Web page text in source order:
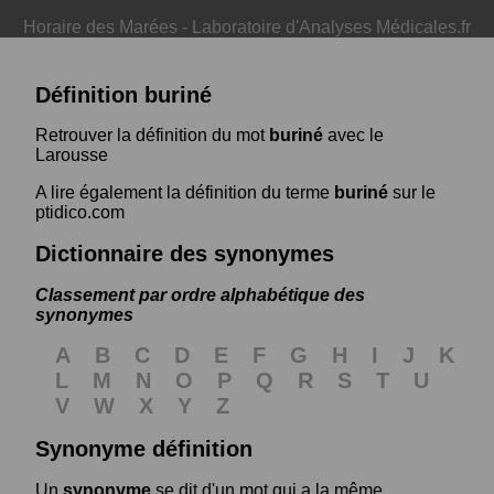
Horaire des Marées - Laboratoire d'Analyses Médicales.fr
Définition buriné
Retrouver la définition du mot buriné avec le
Larousse
A lire également la définition du terme buriné sur le
ptidico.com
Dictionnaire des synonymes
Classement par ordre alphabétique des
synonymes
A B C D E F G H I J
K
L
M N O P Q R S T
U
V
W X Y
Z
Synonyme définition
Un synonyme se dit d'un mot qui a la même